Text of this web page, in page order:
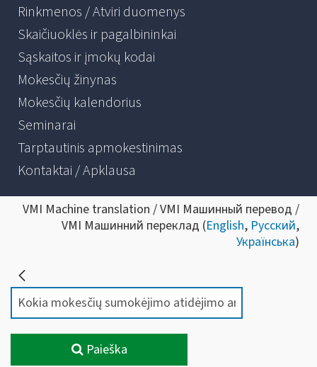
Rinkmenos / Atviri duomenys
Skaičiuoklės ir pagalbininkai
Sąskaitos ir įmokų kodai
Mokesčių žinynas
Mokesčių kalendorius
Seminarai
Tarptautinis apmokestinimas
Kontaktai / Apklausa
VMI Machine translation / VMI Машинный перевод /
VMI Машинний переклад (English, Русский,
Українська)
Paieška